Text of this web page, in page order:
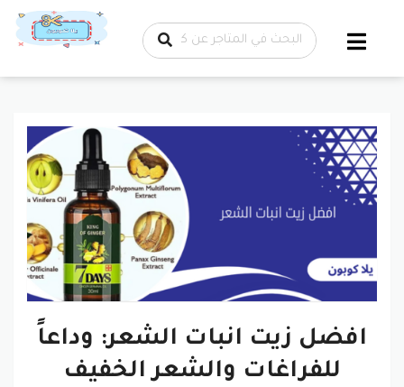
تخطي إلى
المحتوى
افضل زيت انبات الشعر: وداعاً
للفراغات والشعر الخفيف